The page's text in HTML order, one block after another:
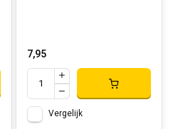
7,95
Vergelijk